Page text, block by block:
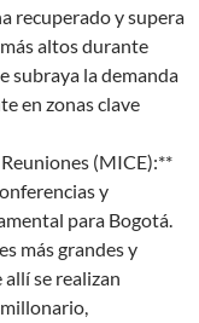
recuperado y supera
altos durante
subraya la demanda
en zonas clave
(MICE):**
y
para Bogotá.
más grandes y
se realizan